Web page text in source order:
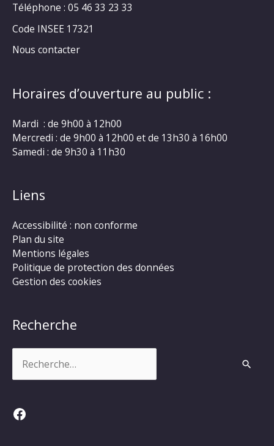
Téléphone : 05 46 33 23 33
Code INSEE 17321
Nous contacter
Horaires d’ouverture au public :
Mardi : de 9h00 à 12h00
Mercredi : de 9h00 à 12h00 et de 13h30 à 16h00
Samedi : de 9h30 à 11h30
Liens
Accessibilité : non conforme
Plan du site
Mentions légales
Politique de protection des données
Gestion des cookies
Recherche
Facebook